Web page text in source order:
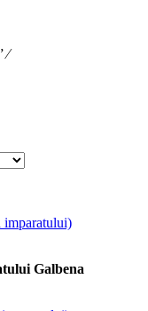
⁄
imparatului)
Galbena